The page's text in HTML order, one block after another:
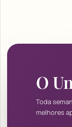
O
Toda
melhores